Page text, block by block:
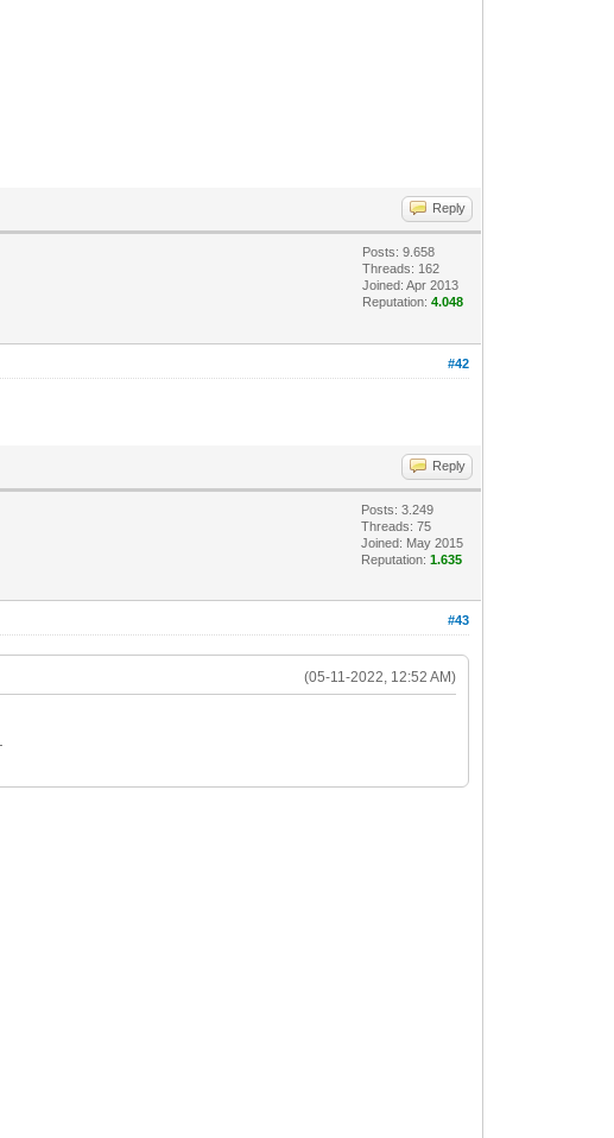
Reply
Posts: 9.658
Threads: 162
Joined: Apr 2013
Reputation:4.048
#42
Reply
Posts: 3.249
Threads: 75
Joined: May 2015
Reputation:1.635
#43
(05-11-2022, 12:52 AM)